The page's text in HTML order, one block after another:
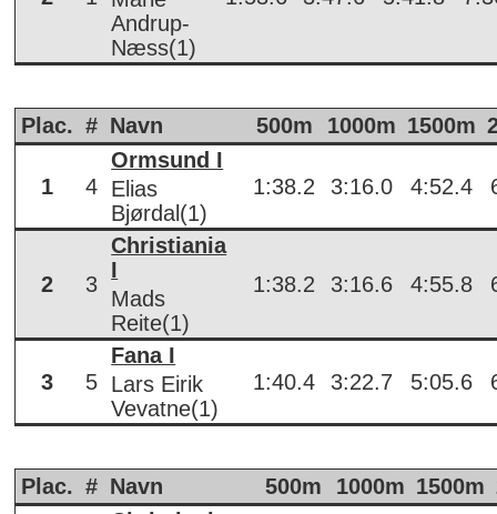
Andrup-
Næss(1)
Plac. # Navn 500m 1000m 1500m
1 4
Ormsund I
Elias
Bjørdal(1)
1:38.2 3:16.0 4:52.4
2 3
Christiania
I
Mads
Reite(1)
1:38.2 3:16.6 4:55.8
3 5
Fana I
Lars Eirik
Vevatne(1)
1:40.4 3:22.7 5:05.6
Plac. # Navn 500m 1000m 1500m